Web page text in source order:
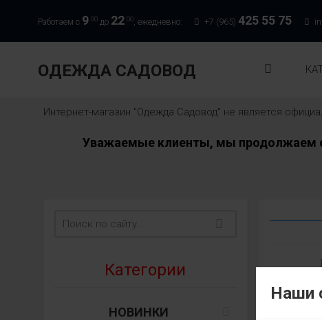
Работаем с 9 00 до 22 00, ежедневно: +7 (965) 425 55 75
ОДЕЖДА САДОВОД
Интернет-магазин "Одежда Садовод" не является
Уважаемые клиенты, мы продолжаем
Категории
НОВИНКИ
Наши